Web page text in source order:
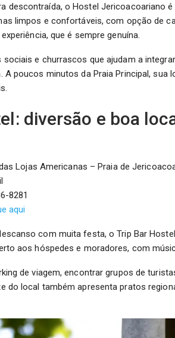
descontraída, o Hostel Jericoacoariano
limpos e confortáveis, com opção de
que é sempre genuína.
e churrascos que ajudam a
A poucos minutos da Praia Principal, sua
diversão e boa
Lojas Americanas – Praia de
8281
aqui
com muita festa, o Trip Bar
aos hóspedes e moradores, com
de viagem, encontrar grupos de
do local também apresenta pratos